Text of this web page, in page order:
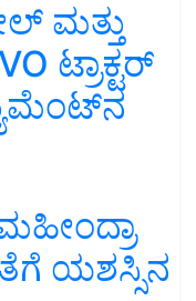
ಮತ್ತು
ಟ್ರಾಕ್ಟರ್
ಯಶಸ್ಸಿನ